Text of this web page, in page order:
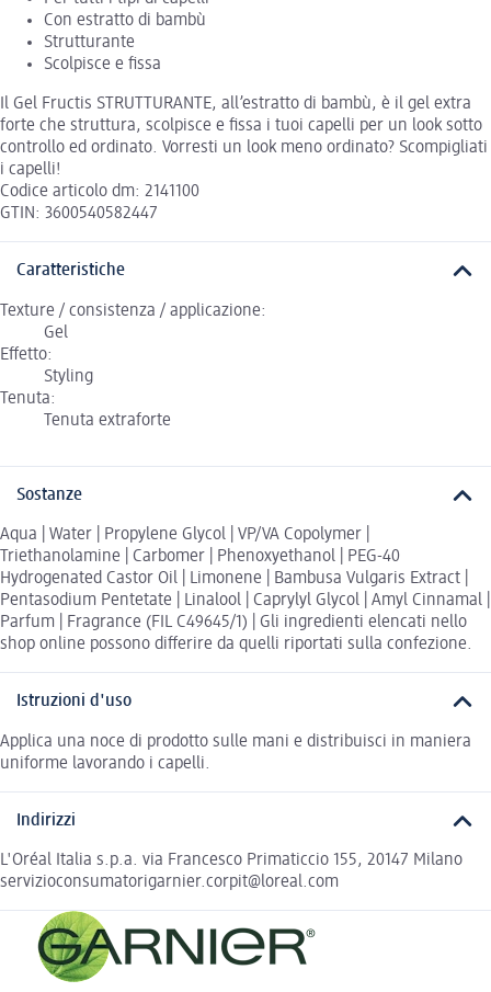
Con estratto di bambù
Strutturante
Scolpisce e fissa
Il Gel Fructis STRUTTURANTE, all’estratto di bambù, è il gel extra
forte che struttura, scolpisce e fissa i tuoi capelli per un look sotto
controllo ed ordinato. Vorresti un look meno ordinato? Scompigliati
i capelli!
Codice articolo dm: 2141100
GTIN: 3600540582447
Caratteristiche
Texture / consistenza / applicazione:
Gel
Effetto:
Styling
Tenuta:
Tenuta extraforte
Sostanze
Aqua | Water | Propylene Glycol | VP/VA Copolymer |
Triethanolamine | Carbomer | Phenoxyethanol | PEG-40
Hydrogenated Castor Oil | Limonene | Bambusa Vulgaris Extract |
Pentasodium Pentetate | Linalool | Caprylyl Glycol | Amyl Cinnamal |
Parfum | Fragrance (FIL C49645/1) | Gli ingredienti elencati nello
shop online possono differire da quelli riportati sulla confezione.
Istruzioni d'uso
Applica una noce di prodotto sulle mani e distribuisci in maniera
uniforme lavorando i capelli.
Indirizzi
L'Oréal Italia s.p.a. via Francesco Primaticcio 155, 20147 Milano
servizioconsumatorigarnier.corpit@loreal.com